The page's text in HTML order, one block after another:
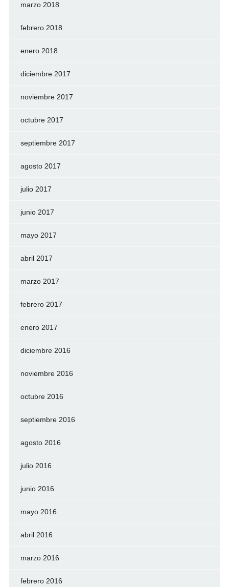
marzo 2018
febrero 2018
enero 2018
diciembre 2017
noviembre 2017
octubre 2017
septiembre 2017
agosto 2017
julio 2017
junio 2017
mayo 2017
abril 2017
marzo 2017
febrero 2017
enero 2017
diciembre 2016
noviembre 2016
octubre 2016
septiembre 2016
agosto 2016
julio 2016
junio 2016
mayo 2016
abril 2016
marzo 2016
febrero 2016